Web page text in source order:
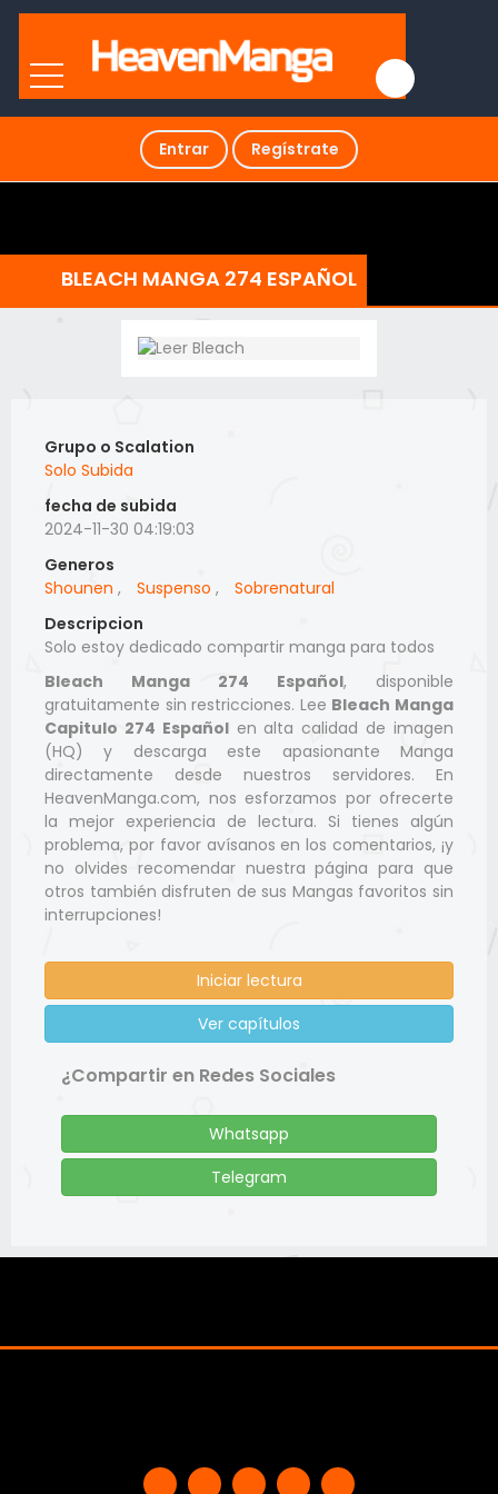
Entrar Regístrate
BLEACH MANGA 274 ESPAÑOL
Grupo o Scalation
Solo Subida
fecha de subida
2024-11-30 04:19:03
Generos
Shounen , Suspenso ,
Sobrenatural
Descripcion
Solo estoy dedicado compartir manga para todos
Bleach Manga 274 Español, disponible
gratuitamente sin restricciones. Lee Bleach Manga
Capitulo 274 Españolen alta calidad de imagen
(HQ) y descarga este apasionante Manga
directamente desde nuestros servidores. En
HeavenManga.com, nos esforzamos por ofrecerte
la mejor experiencia de lectura. Si tienes algún
problema, por favor avísanos en los comentarios, ¡y
no olvides recomendar nuestra página para que
otros también disfruten de sus Mangas favoritos sin
interrupciones!
Iniciar lectura
Ver capítulos
¿Compartir en Redes Sociales
Whatsapp
Telegram